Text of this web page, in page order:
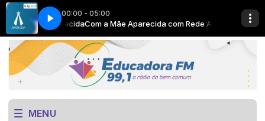
00:00 - 05:00
Rede AparecidaCom a Mãe Aparecida com Rede Aparecida
Now Playing info goes here
MENU